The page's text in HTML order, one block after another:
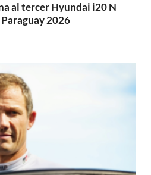
al tercer Hyundai i20 N
2026